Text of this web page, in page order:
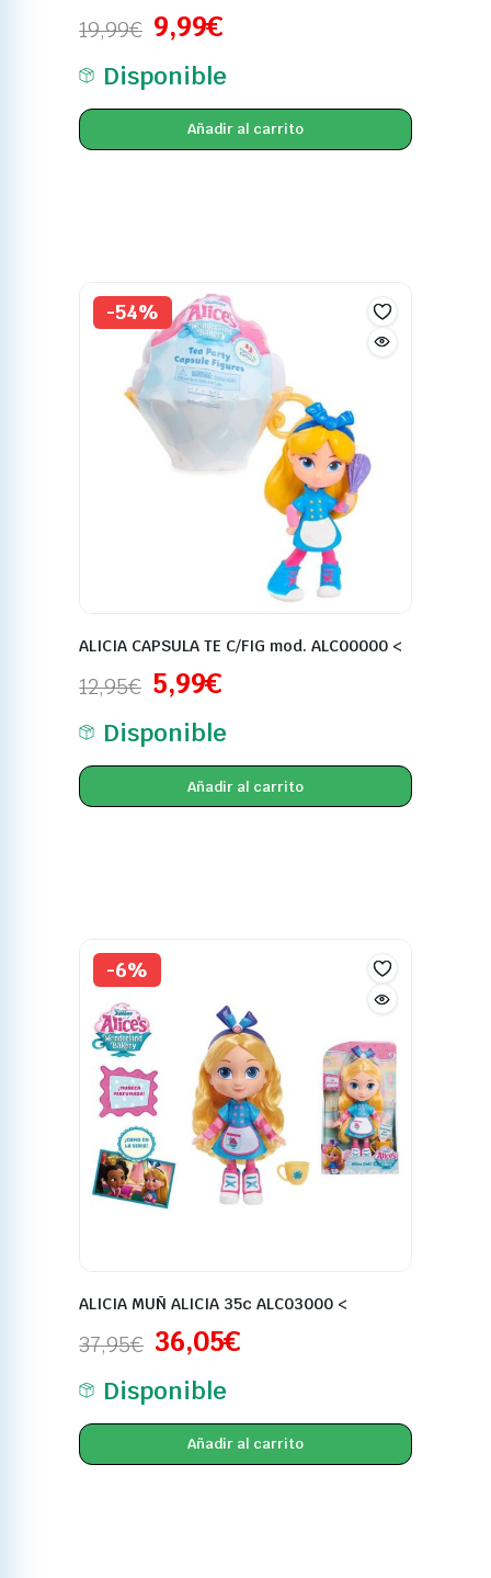
19,99€ 9,99€
Disponible
Añadir al carrito
-54%
ALICIA CAPSULA TE C/FIG mod. ALC00000 <
12,95€ 5,99€
Disponible
Añadir al carrito
-6%
ALICIA MUÑ ALICIA 35c ALC03000 <
37,95€ 36,05€
Disponible
Añadir al carrito